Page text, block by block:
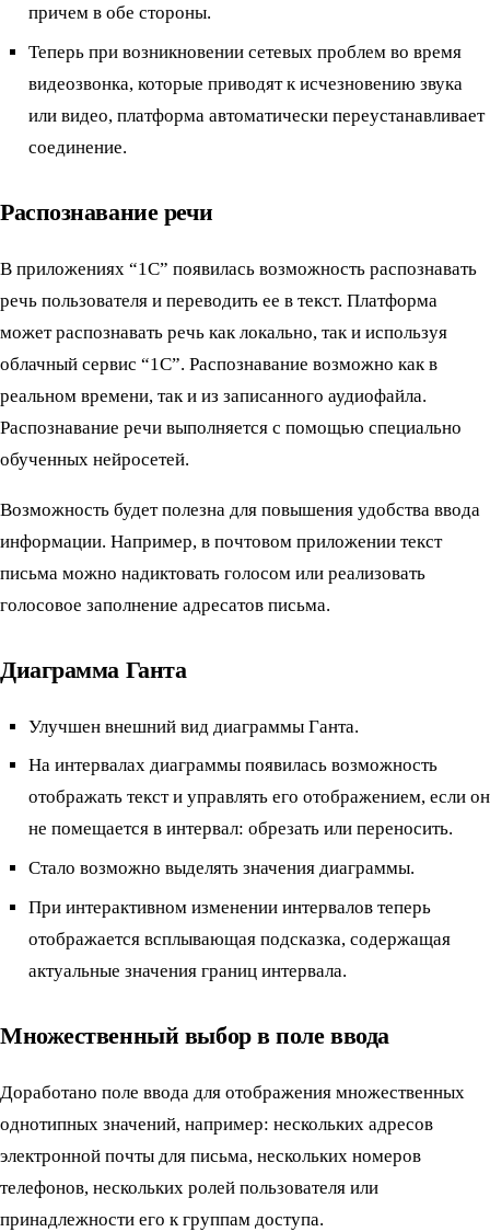
причем в обе стороны.
Теперь при возникновении сетевых проблем во время
видеозвонка, которые приводят к исчезновению звука
или видео, платформа автоматически переустанавливает
соединение.
Распознавание речи
В приложениях “1С” появилась возможность распознавать
речь пользователя и переводить ее в текст. Платформа
может распознавать речь как локально, так и используя
облачный сервис “1С”. Распознавание возможно как в
реальном времени, так и из записанного аудиофайла.
Распознавание речи выполняется с помощью специально
обученных нейросетей.
Возможность будет полезна для повышения удобства ввода
информации. Например, в почтовом приложении текст
письма можно надиктовать голосом или реализовать
голосовое заполнение адресатов письма.
Диаграмма Ганта
Улучшен внешний вид диаграммы Ганта.
На интервалах диаграммы появилась возможность
отображать текст и управлять его отображением, если он
не помещается в интервал: обрезать или переносить.
Стало возможно выделять значения диаграммы.
При интерактивном изменении интервалов теперь
отображается всплывающая подсказка, содержащая
актуальные значения границ интервала.
Множественный выбор в поле ввода
Доработано поле ввода для отображения множественных
однотипных значений, например: нескольких адресов
электронной почты для письма, нескольких номеров
телефонов, нескольких ролей пользователя или
принадлежности его к группам доступа.